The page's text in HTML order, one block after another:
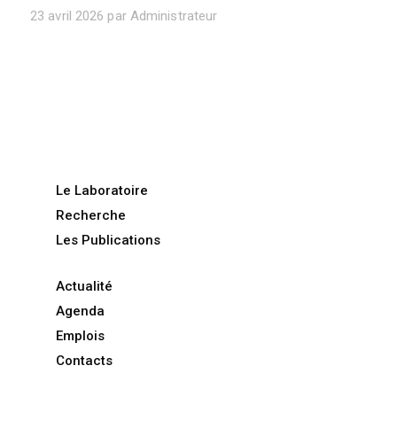
23 avril 2026 par Administrateur
Le Laboratoire
Recherche
Les Publications
Actualité
Agenda
Emplois
Contacts